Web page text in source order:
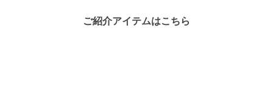
ご紹介アイテムはこちら